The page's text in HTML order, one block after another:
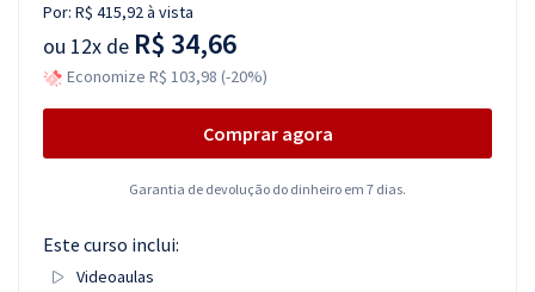
Por: R$ 415,92à vista
ou 12x de R$ 34,66
Economize R$ 103,98 (-20%)
Comprar agora
Garantia de devolução do dinheiro em 7 dias.
Este curso inclui:
Videoaulas